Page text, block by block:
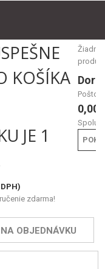
Žiadne
0,00
Spolu
KOŠÍKA
JE 1
zdarma!
OBJEDNÁVKU